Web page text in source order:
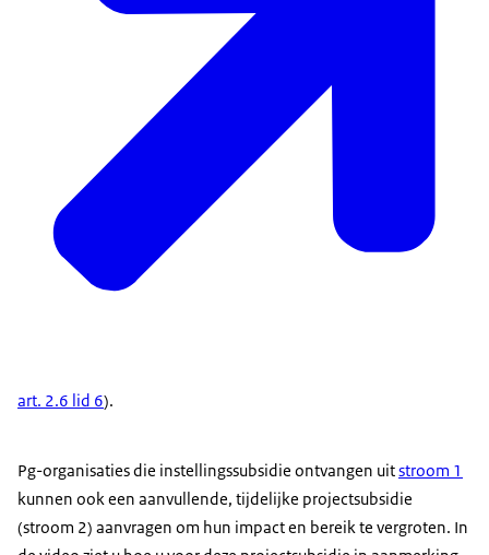
art. 2.6 lid 6).
Pg-organisaties die instellingssubsidie ontvangen uitstroom 1
kunnen ook een aanvullende, tijdelijke projectsubsidie
(stroom 2) aanvragen om hun impact en bereik te vergroten. In